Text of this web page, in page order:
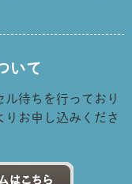
いて
待ちを行っており
りお申し込みくださ